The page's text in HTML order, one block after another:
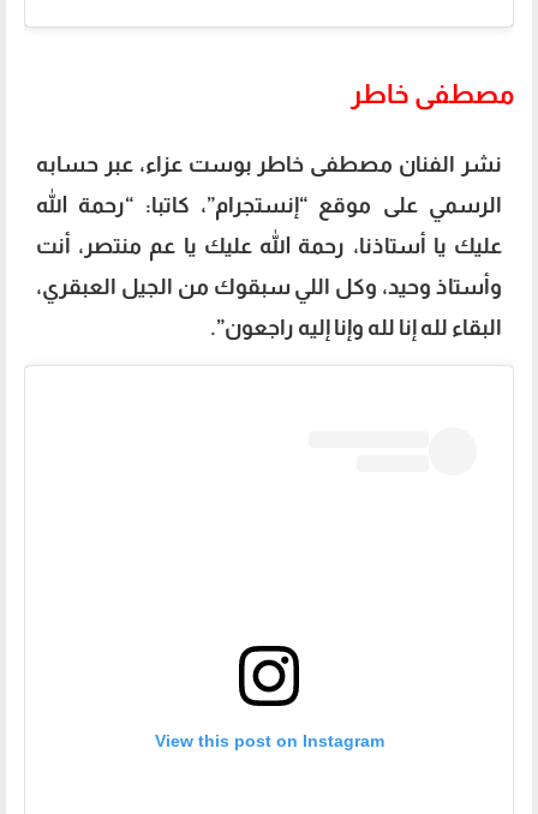
مصطفى خاطر
نشر الفنان مصطفى خاطر بوست عزاء، عبر حسابه
الرسمي على موقع “إنستجرام”، كاتبا: “رحمة الله
عليك يا أستاذنا، رحمة الله عليك يا عم منتصر، أنت
وأستاذ وحيد، وكل اللي سبقوك من الجيل العبقري،
البقاء لله إنا لله وإنا إليه راجعون”.
View this post on Instagram